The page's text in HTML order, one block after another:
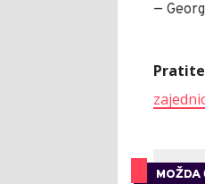
—
MOŽDA